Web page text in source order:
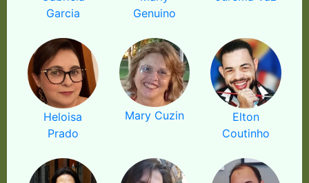
Garcia
Genuino
Heloisa
Prado
Mary Cuzin
Elton
Coutinho